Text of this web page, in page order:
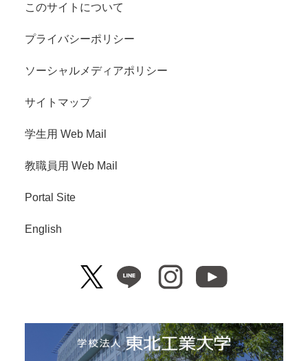
このサイトについて
プライバシーポリシー
ソーシャルメディアポリシー
サイトマップ
学生用 Web Mail
教職員用 Web Mail
Portal Site
English